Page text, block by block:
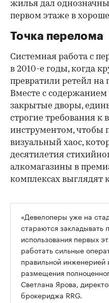
жилья дал
первом этаже в
Точка перелома
Системная работа с
в 2010-е годы, когда
превратили ретейл на
Вместе с
закрытые дворы,
строгие требования к
инструментом, чтобы
визуальный хаос,
десятилетия
алкомагазины в
комплексах выглядят
00:00
«Девелоперы уже на
стараются закладывать
использования первых
работать сильные
правильной
размещения
Светлана Ярова,
брокериджа RRG.